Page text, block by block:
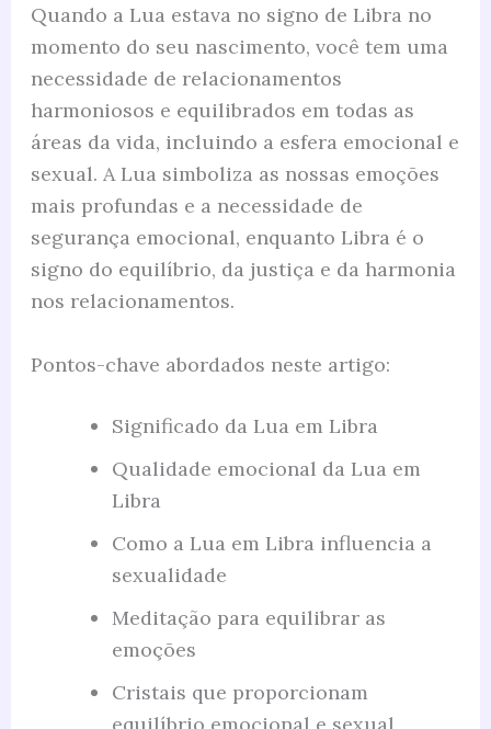
Quando a Lua estava no signo de Libra no
momento do seu nascimento, você tem uma
necessidade de relacionamentos
harmoniosos e equilibrados em todas as
áreas da vida, incluindo a esfera emocional e
sexual. A Lua simboliza as nossas emoções
mais profundas e a necessidade de
segurança emocional, enquanto Libra é o
signo do equilíbrio, da justiça e da harmonia
nos relacionamentos.
Pontos-chave abordados neste artigo:
Significado da Lua em Libra
Qualidade emocional da Lua em
Libra
Como a Lua em Libra influencia a
sexualidade
Meditação para equilibrar as
emoções
Cristais que proporcionam
equilíbrio emocional e sexual